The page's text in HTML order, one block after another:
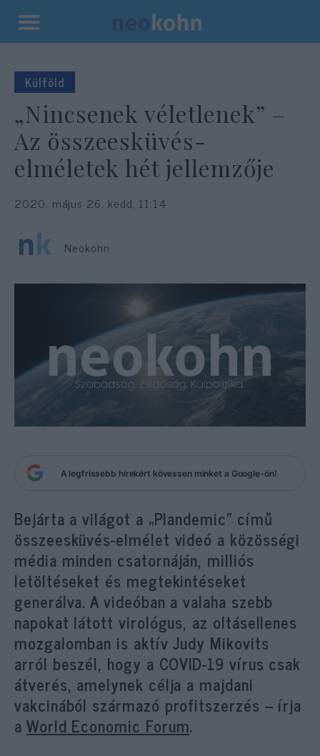
Kilépés
tartalomba
Külföld
„Nincsenek véletlenek” –
Az összeesküvés-
elméletek hét jellemzője
2020. május 26. kedd, 11:14
Neokohn
A legfrissebb hírekért kövessen minket a Google-ön!
Bejárta a világot a „Plandemic” című
összeesküvés-elmélet videó a közösségi
média minden csatornáján, milliós
letöltéseket és megtekintéseket
generálva. A videóban a valaha szebb
napokat látott virológus, az oltásellenes
mozgalomban is aktívJudy Mikovits
arról beszél, hogy a COVID-19 vírus csak
átverés, amelynek célja a majdani
vakcinából származó profitszerzés – írja
aWorld Economic Forum.